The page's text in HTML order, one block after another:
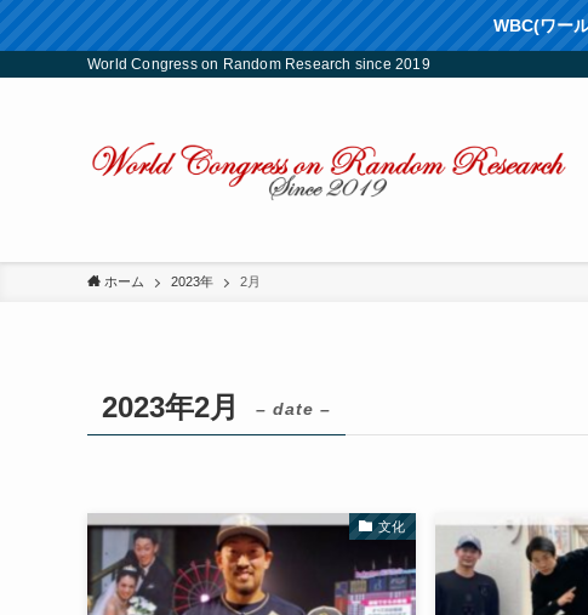
WBC(ワー
World Congress on Random Research since 2019
ホーム 2023年 2月
2023年2月 – date –
文化